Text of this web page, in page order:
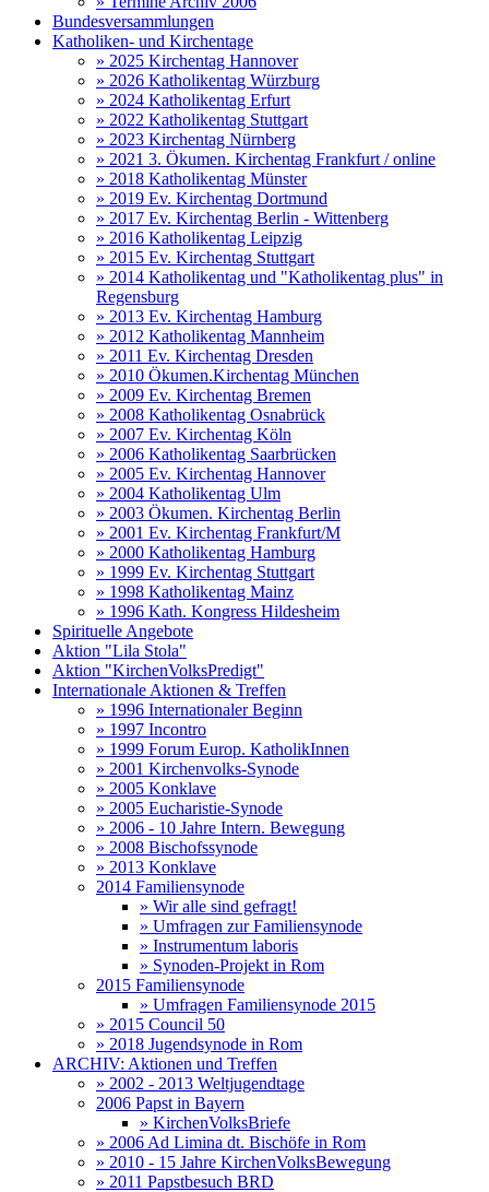
Bundesversammlungen
Katholiken- und Kirchentage
» 2025 Kirchentag Hannover
» 2026 Katholikentag Würzburg
» 2024 Katholikentag Erfurt
» 2022 Katholikentag Stuttgart
» 2023 Kirchentag Nürnberg
» 2021 3. Ökumen. Kirchentag Frankfurt / online
» 2018 Katholikentag Münster
» 2019 Ev. Kirchentag Dortmund
» 2017 Ev. Kirchentag Berlin - Wittenberg
» 2016 Katholikentag Leipzig
» 2015 Ev. Kirchentag Stuttgart
» 2014 Katholikentag und "Katholikentag plus" in
Regensburg
» 2013 Ev. Kirchentag Hamburg
» 2012 Katholikentag Mannheim
» 2011 Ev. Kirchentag Dresden
» 2010 Ökumen.Kirchentag München
» 2009 Ev. Kirchentag Bremen
» 2008 Katholikentag Osnabrück
» 2007 Ev. Kirchentag Köln
» 2006 Katholikentag Saarbrücken
» 2005 Ev. Kirchentag Hannover
» 2004 Katholikentag Ulm
» 2003 Ökumen. Kirchentag Berlin
» 2001 Ev. Kirchentag Frankfurt/M
» 2000 Katholikentag Hamburg
» 1999 Ev. Kirchentag Stuttgart
» 1998 Katholikentag Mainz
» 1996 Kath. Kongress Hildesheim
Spirituelle Angebote
Aktion "Lila Stola"
Aktion "KirchenVolksPredigt"
Internationale Aktionen & Treffen
» 1996 Internationaler Beginn
» 1997 Incontro
» 1999 Forum Europ. KatholikInnen
» 2001 Kirchenvolks-Synode
» 2005 Konklave
» 2005 Eucharistie-Synode
» 2006 - 10 Jahre Intern. Bewegung
» 2008 Bischofssynode
» 2013 Konklave
2014 Familiensynode
» Wir alle sind gefragt!
» Umfragen zur Familiensynode
» Instrumentum laboris
» Synoden-Projekt in Rom
2015 Familiensynode
» Umfragen Familiensynode 2015
» 2015 Council 50
» 2018 Jugendsynode in Rom
ARCHIV: Aktionen und Treffen
» 2002 - 2013 Weltjugendtage
2006 Papst in Bayern
» KirchenVolksBriefe
» 2006 Ad Limina dt. Bischöfe in Rom
» 2010 - 15 Jahre KirchenVolksBewegung
» 2011 Papstbesuch BRD